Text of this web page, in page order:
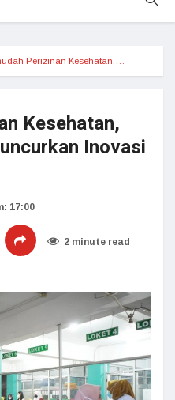
Perizinan Kesehatan,…
Kesehatan,
Inovasi
17:00
2 minute read